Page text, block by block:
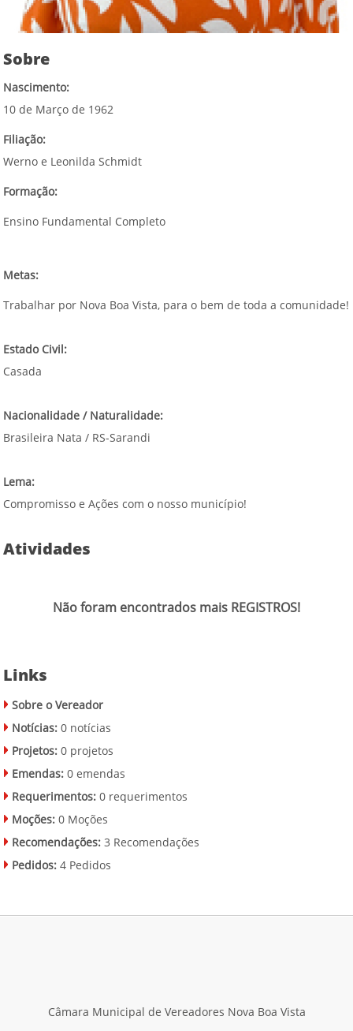
Sobre
Nascimento:
10 de Março de 1962
Filiação:
Werno e Leonilda Schmidt
Formação:
Ensino Fundamental Completo
Metas:
Trabalhar por Nova Boa Vista, para o bem de toda a comunidade!
Estado Civil:
Casada
Nacionalidade / Naturalidade:
Brasileira Nata / RS-Sarandi
Lema:
Compromisso e Ações com o nosso município!
Atividades
Não foram encontrados mais REGISTROS!
Links
Sobre o Vereador
Notícias: 0 notícias
Projetos: 0 projetos
Emendas: 0 emendas
Requerimentos: 0 requerimentos
Moções: 0 Moções
Recomendações: 3 Recomendações
Pedidos: 4 Pedidos
Câmara Municipal de Vereadores Nova Boa Vista